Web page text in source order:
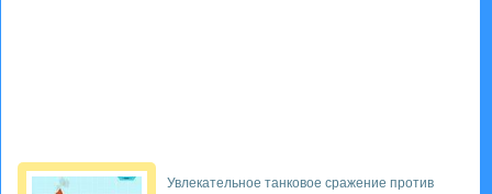
Увлекательное танковое сражение против